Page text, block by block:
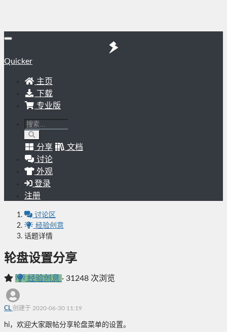
Quicker
主页
下载
专业版
分享
文档
讨论
外观
登录
注册
讨论区
经验创意
话题详情
轮盘设置分享
经验创意 · 31248 次浏览
CL 创建于 2020-06-30 11:19
hi，欢迎大家跟帖分享轮盘菜单的设置。